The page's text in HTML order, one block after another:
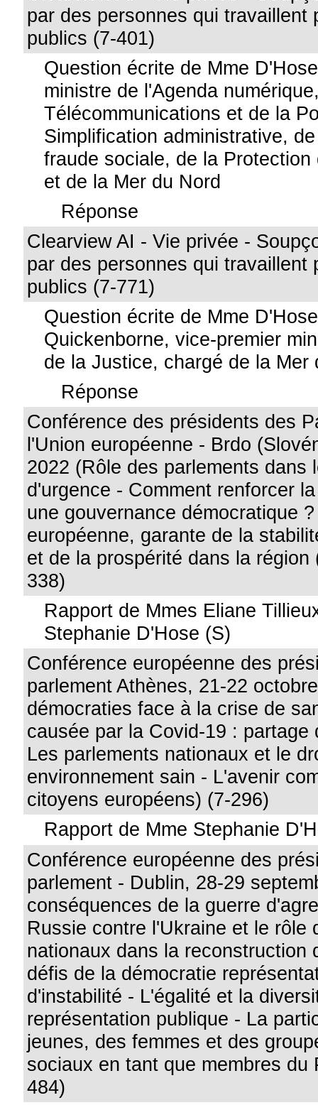
par des personnes qui travaillent
publics (7-401)
Question écrite de Mme
ministre de l'Agenda
Télécommunications et de la
Simplification administrative,
fraude sociale, de la
et de la Mer du Nord
Réponse
Clearview AI - Vie privée -
par des personnes qui travaillent
publics (7-771)
Question écrite de Mme
Quickenborne, vice-premier
de la Justice, chargé de la Mer
Réponse
Conférence des présidents des
l'Union européenne - Brdo
2022 (Rôle des parlements dans
d'urgence - Comment renforcer
une gouvernance démocratique
européenne, garante de la
et de la prospérité dans la région
338)
Rapport de Mmes Eliane
Stephanie D'Hose (S)
Conférence européenne des
parlement Athènes, 21-22
démocraties face à la crise de
causée par la Covid-19 : partage
Les parlements nationaux et le
environnement sain - L'avenir
citoyens européens) (7-296)
Rapport de Mme Stephanie
Conférence européenne des
parlement - Dublin, 28-29
conséquences de la guerre
Russie contre l'Ukraine et le rôle
nationaux dans la reconstruction
défis de la démocratie
d'instabilité - L'égalité et la
représentation publique - La
jeunes, des femmes et des
sociaux en tant que membres du
484)